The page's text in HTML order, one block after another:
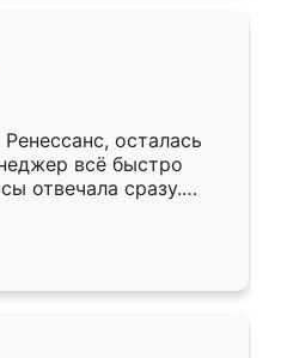
разнообразный.
то потребуется из
только здесь.
осталась
всё быстро
отвечала сразу.
подошёл к
Собрали
аккуратно, даже